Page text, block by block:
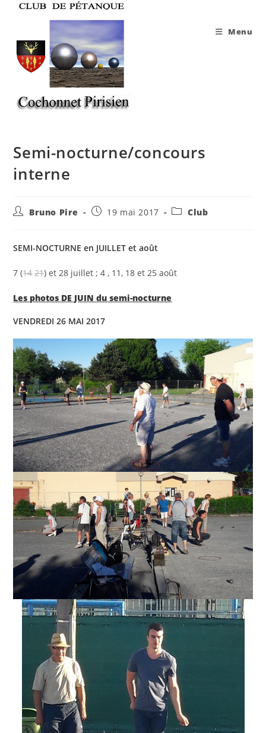
Menu
Semi-nocturne/concours
interne
Auteur/autrice
publication :
Bruno Pire
Publication
19 mai 2017
PostClub
SEMI-NOCTURNE en JUILLET et août
7 (14 21) et 28 juillet ; 4 , 11, 18 et 25 août
Les photos DE JUIN du semi-nocturne
VENDREDI 26 MAI 2017